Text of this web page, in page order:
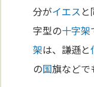
分がイエス
字型の十字架
架は、謙遜と
の国旗などで